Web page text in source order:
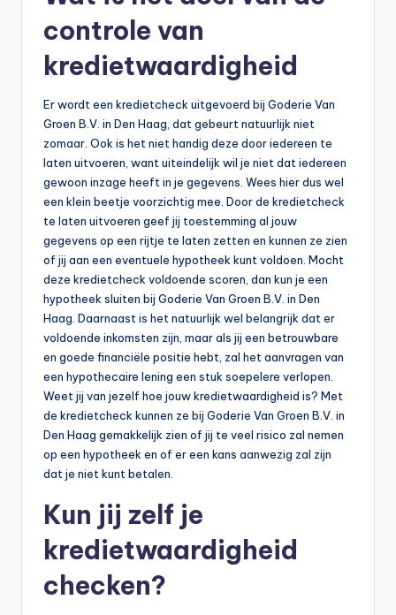
controle van
kredietwaardigheid
Er wordt een kredietcheck uitgevoerd bij Goderie Van
Groen B.V. in Den Haag, dat gebeurt natuurlijk niet
zomaar. Ook is het niet handig deze door iedereen te
laten uitvoeren, want uiteindelijk wil je niet dat iedereen
gewoon inzage heeft in je gegevens. Wees hier dus wel
een klein beetje voorzichtig mee. Door de kredietcheck
te laten uitvoeren geef jij toestemming al jouw
gegevens op een rijtje te laten zetten en kunnen ze zien
of jij aan een eventuele hypotheek kunt voldoen. Mocht
deze kredietcheck voldoende scoren, dan kun je een
hypotheek sluiten bij Goderie Van Groen B.V. in Den
Haag. Daarnaast is het natuurlijk wel belangrijk dat er
voldoende inkomsten zijn, maar als jij een betrouwbare
en goede financiële positie hebt, zal het aanvragen van
een hypothecaire lening een stuk soepelere verlopen.
Weet jij van jezelf hoe jouw kredietwaardigheid is? Met
de kredietcheck kunnen ze bij Goderie Van Groen B.V. in
Den Haag gemakkelijk zien of jij te veel risico zal nemen
op een hypotheek en of er een kans aanwezig zal zijn
dat je niet kunt betalen.
Kun jij zelf je
kredietwaardigheid
checken?